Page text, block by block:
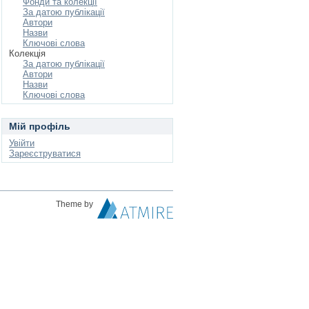
За датою публікації
Автори
Назви
Ключові слова
Колекція
За датою публікації
Автори
Назви
Ключові слова
Мій профіль
Увійти
Зареєструватися
Theme by